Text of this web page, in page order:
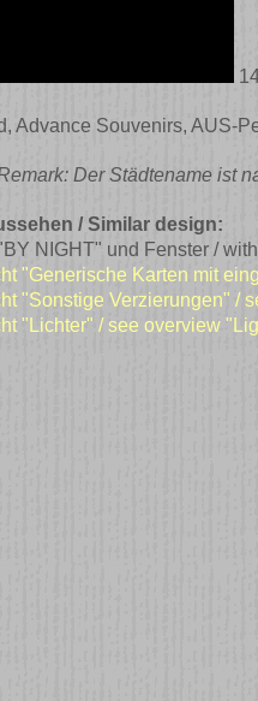
Advance Souvenirs, AUS-
Der Städtename ist
/ Similar design:
NIGHT" und Fenster /
"Generische Karten mit
"Sonstige Verzierungen" /
"Lichter" / see overview